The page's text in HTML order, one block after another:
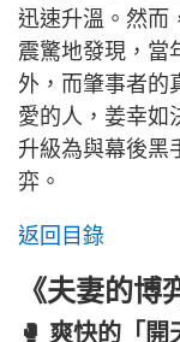
迅速升溫。然而
震驚地發現，當
外，而肇事者的
愛的人，姜幸如
升級為與幕後黑
弈。
返回目錄
《夫妻的博
🥊 爽快的「開